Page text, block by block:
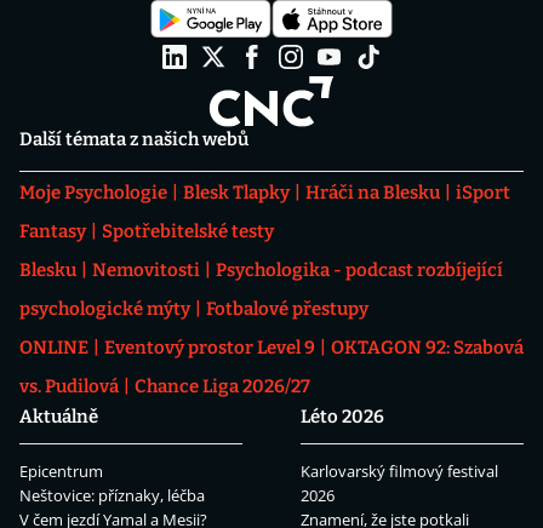
Další témata z našich webů
Moje Psychologie Blesk Tlapky Hráči na Blesku
iSport
Fantasy
Spotřebitelské testy
Blesku
Nemovitosti
Psychologika - podcast rozbíjející
psychologické mýty
Fotbalové přestupy
ONLINE
Eventový prostor Level 9
OKTAGON 92: Szabová
vs. Pudilová
Chance Liga 2026/27
Aktuálně
Epicentrum
Neštovice: příznaky, léčba
V čem jezdí Yamal a Mesii?
Léto 2026
Karlovarský filmový festival
2026
Znamení, že jste potkali